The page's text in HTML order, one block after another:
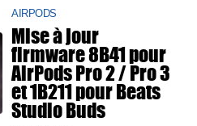
AIRPODS
Mise à jour
firmware 8B41 pour
AirPods Pro 2 / Pro 3
et 1B211 pour Beats
Studio Buds